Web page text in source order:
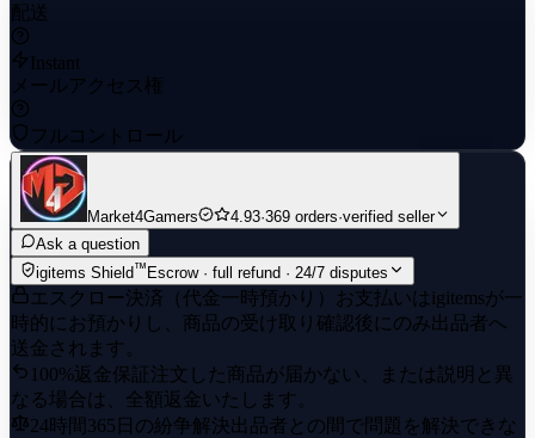
配送
Instant
メールアクセス権
フルコントロール
Market4Gamers 4.93·369 orders·verified seller
Ask a question
igitems Shield™Escrow · full refund · 24/7 disputes
エスクロー決済（代金一時預かり）
お支払いはigitemsが一
時的にお預かりし、商品の受け取り確認後にのみ出品者へ
送金されます。
100%返金保証 注文した商品が届かない、または説明と異
なる場合は、全額返金いたします。
24時間365日の紛争解決出品者との間で問題を解決できな